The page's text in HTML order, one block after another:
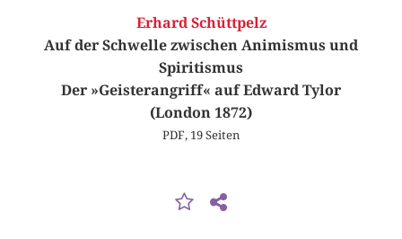
Erhard Schüttpelz
Auf der Schwelle zwischen Animismus und
Spiritismus
Der »Geisterangriff« auf Edward Tylor
(London 1872)
PDF, 19 Seiten